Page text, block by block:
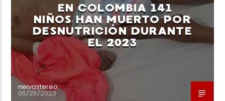
EN COLOMBIA 141
NIÑOS HAN MUERTO POR
DESNUTRICIÓN DURANTE
EL 2023
neivastereo
06/26/2023